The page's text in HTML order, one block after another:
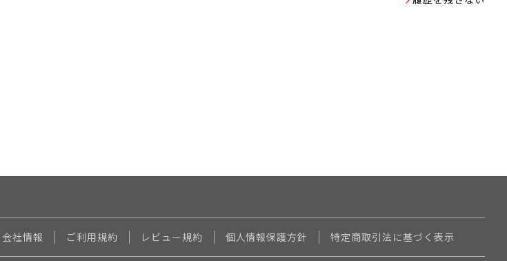
会社情報 ご利用規約 レビュー規約 個人情報保護方針 特定商取引法に基づく表示